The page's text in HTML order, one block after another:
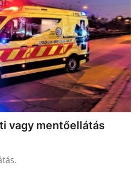
vagy mentőellátás